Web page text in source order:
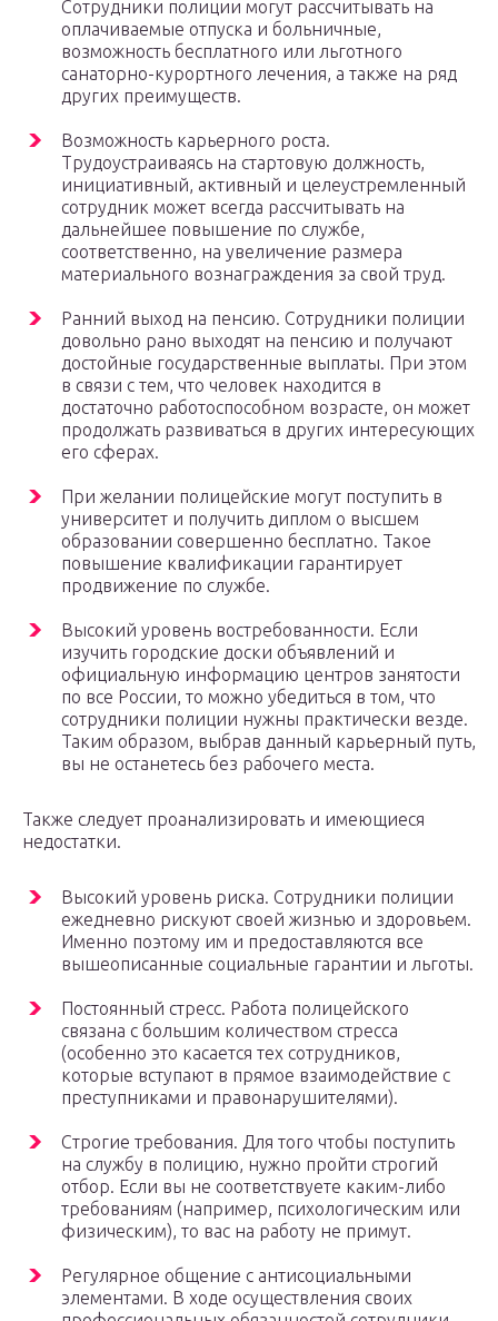
Сотрудники полиции могут рассчитывать на
оплачиваемые отпуска и больничные,
возможность бесплатного или льготного
санаторно-курортного лечения, а также на ряд
других преимуществ.
Возможность карьерного роста.
Трудоустраиваясь на стартовую должность,
инициативный, активный и целеустремленный
сотрудник может всегда рассчитывать на
дальнейшее повышение по службе,
соответственно, на увеличение размера
материального вознаграждения за свой труд.
Ранний выход на пенсию. Сотрудники полиции
довольно рано выходят на пенсию и получают
достойные государственные выплаты. При этом
в связи с тем, что человек находится в
достаточно работоспособном возрасте, он может
продолжать развиваться в других интересующих
его сферах.
При желании полицейские могут поступить в
университет и получить диплом о высшем
образовании совершенно бесплатно. Такое
повышение квалификации гарантирует
продвижение по службе.
Высокий уровень востребованности. Если
изучить городские доски объявлений и
официальную информацию центров занятости
по все России, то можно убедиться в том, что
сотрудники полиции нужны практически везде.
Таким образом, выбрав данный карьерный путь,
вы не останетесь без рабочего места.
Также следует проанализировать и имеющиеся
недостатки.
Высокий уровень риска. Сотрудники полиции
ежедневно рискуют своей жизнью и здоровьем.
Именно поэтому им и предоставляются все
вышеописанные социальные гарантии и льготы.
Постоянный стресс. Работа полицейского
связана с большим количеством стресса
(особенно это касается тех сотрудников,
которые вступают в прямое взаимодействие с
преступниками и правонарушителями).
Строгие требования. Для того чтобы поступить
на службу в полицию, нужно пройти строгий
отбор. Если вы не соответствуете каким-либо
требованиям (например, психологическим или
физическим), то вас на работу не примут.
Регулярное общение с антисоциальными
элементами. В ходе осуществления своих